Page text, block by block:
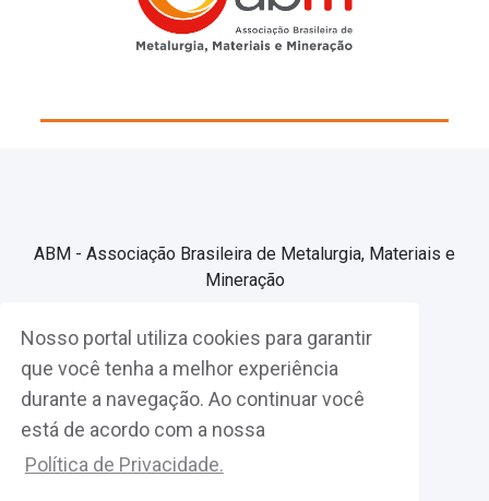
Nosso portal utiliza cookies para garantir
que você tenha a melhor experiência
durante a navegação. Ao continuar você
está de acordo com a nossa
Política de Privacidade.
ABM - Associação Brasileira de Metalurgia, Materiais e
Mineração
Associe-se
Fazer Login